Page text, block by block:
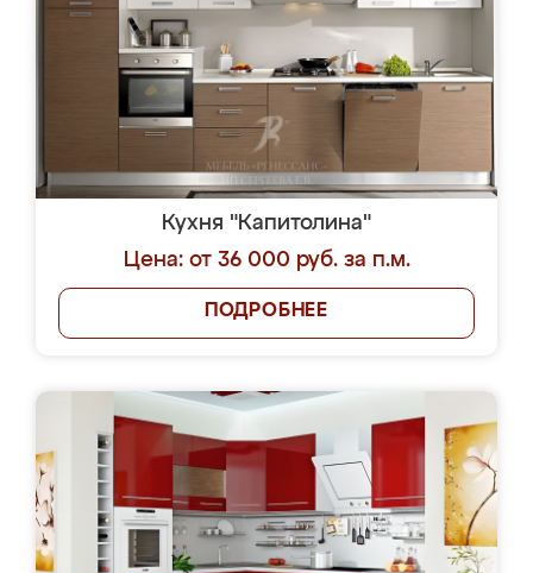
Кухня "Капитолина"
Цена: от 36 000 руб. за п.м.
ПОДРОБНЕЕ